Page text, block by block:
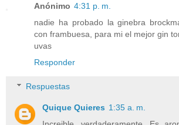
Anónimo 4:31 p. m.
nadie ha probado la ginebra
con frambuesa, para mi el mejor gin
uvas
Responder
Respuestas
Quique Quieres 1:35 a. m.